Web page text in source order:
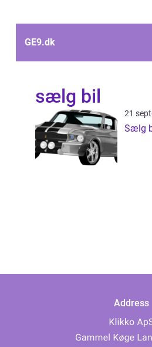
GE9.dk
sælg bil
21
Sælg
Address